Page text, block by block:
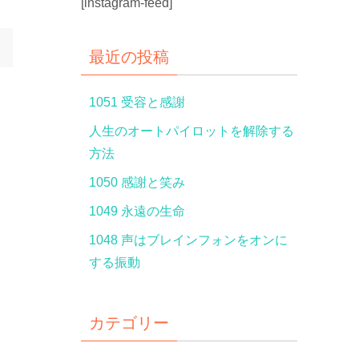
[instagram-feed]
最近の投稿
1051 受容と感謝
人生のオートパイロットを解除する
方法
1050 感謝と笑み
1049 永遠の生命
1048 声はブレインフォンをオンに
する振動
カテゴリー